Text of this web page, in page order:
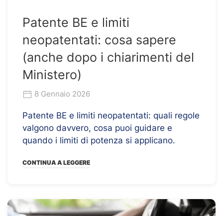
Patente BE e limiti
neopatentati: cosa sapere
(anche dopo i chiarimenti del
Ministero)
8 Gennaio 2026
Patente BE e limiti neopatentati: quali regole
valgono davvero, cosa puoi guidare e
quando i limiti di potenza si applicano.
CONTINUA A LEGGERE